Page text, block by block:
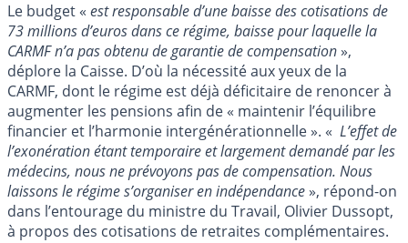
Le budget « est responsable d’une baisse des cotisations de
73 millions d’euros dans ce régime, baisse pour laquelle la
CARMF n’a pas obtenu de garantie de compensation»,
déplore la Caisse. D’où la nécessité aux yeux de la
CARMF, dont le régime est déjà déficitaire de renoncer à
augmenter les pensions afin de « maintenir l’équilibre
financier et l’harmonie intergénérationnelle ». « L’effet de
l’exonération étant temporaire et largement demandé par les
médecins, nous ne prévoyons pas de compensation. Nous
laissons le régime s’organiser en indépendance», répond-on
dans l’entourage du ministre du Travail, Olivier Dussopt,
à propos des cotisations de retraites complémentaires.